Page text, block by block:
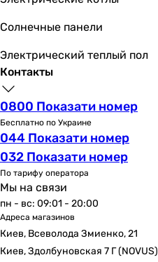
Солнечные панели
Электрический теплый пол
Контакты
0800 Показати номер
Бесплатно по Украине
044 Показати номер
032 Показати номер
По тарифу оператора
Мы на связи
пн - вс: 09:01 - 20:00
Адреса магазинов
Киев, Всеволода Змиенко, 21
Киев, Здолбуновская 7 Г (NOVUS)